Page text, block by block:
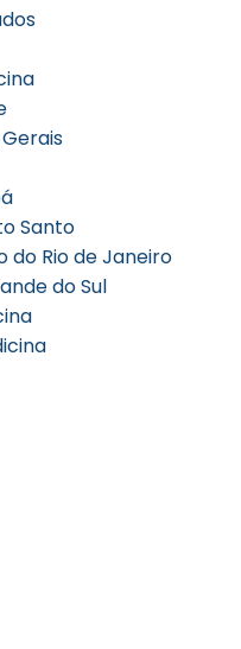
Santo
do Rio de Janeiro
do Sul